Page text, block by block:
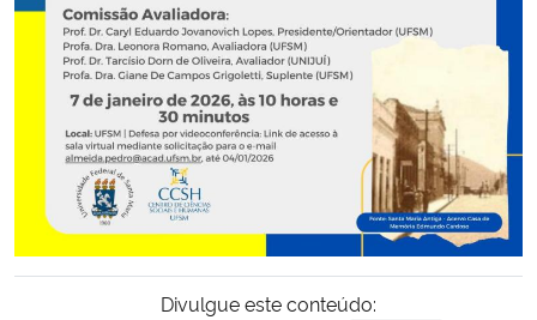
Advocacia-Geral da União
Banco Central do Brasil
Divulgue este conteúdo: